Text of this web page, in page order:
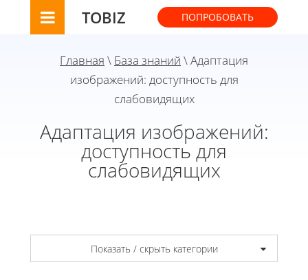
TOBIZ ПОПРОБОВАТЬ
Главная \ База знаний \ Адаптация
изображений: доступность для
слабовидящих
Адаптация изображений:
доступность для
слабовидящих
Показать / скрыть категории